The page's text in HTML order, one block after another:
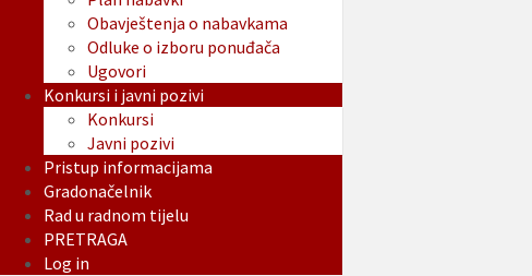
Obavještenja o nabavkama
Odluke o izboru ponuđača
Ugovori
Konkursi i javni pozivi
Konkursi
Javni pozivi
Pristup informacijama
Gradonačelnik
Rad u radnom tijelu
PRETRAGA
Log in